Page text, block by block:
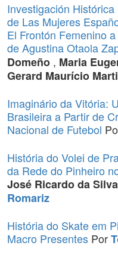
Investigación
de Las Mujeres
El Frontón Femenino
de Agustina Otaola
Domeño , Maria
Gerard Maurício
Imaginário da Vitória:
Brasileira a Partir de
Nacional de Futebol
História do Volei de
da Rede do Pinheiro
José Ricardo da
Romariz
História do Skate em
Macro Presentes Por